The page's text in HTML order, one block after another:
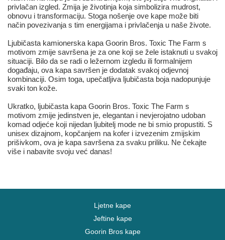
privlačan izgled. Zmija je životinja koja simbolizira mudrost,
obnovu i transformaciju. Stoga nošenje ove kape može biti
način povezivanja s tim energijama i privlačenja u naše živote.
Ljubičasta kamionerska kapa Goorin Bros. Toxic The Farm s
motivom zmije savršena je za one koji se žele istaknuti u svakoj
situaciji. Bilo da se radi o ležernom izgledu ili formalnijem
događaju, ova kapa savršen je dodatak svakoj odjevnoj
kombinaciji. Osim toga, upečatljiva ljubičasta boja nadopunjuje
svaki ton kože.
Ukratko, ljubičasta kapa Goorin Bros. Toxic The Farm s
motivom zmije jedinstven je, elegantan i nevjerojatno udoban
komad odjeće koji nijedan ljubitelj mode ne bi smio propustiti. S
unisex dizajnom, kopčanjem na kofer i izvezenim zmijskim
prišivkom, ova je kapa savršena za svaku priliku. Ne čekajte
više i nabavite svoju već danas!
Ljetne kape
Jeftine kape
Goorin Bros kape